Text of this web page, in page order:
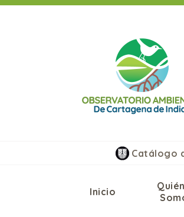
Saltar
Catálogo
Inicio